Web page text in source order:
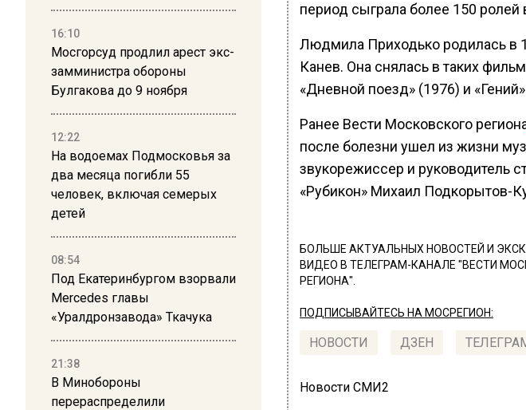
16:10
Мосгорсуд продлил арест экс-
замминистра обороны
Булгакова до 9 ноября
12:22
На водоемах Подмосковья за
два месяца погибли 55
человек, включая семерых
детей
08:54
Под Екатеринбургом взорвали
Mercedes главы
«Уралдронзавода» Ткачука
21:38
В Минобороны
перераспределили
период сыграла более 150 ролей
Людмила Приходько родилась в
Канев. Она снялась в таких
«Дневной поезд» (1976) и
Ранее Вести Московского
после болезни ушел из жизни
звукорежиссер и руководитель
«Рубикон» Михаил Подкорытов-
БОЛЬШЕ АКТУАЛЬНЫХ НОВОСТЕЙ И
ВИДЕО В ТЕЛЕГРАМ-КАНАЛЕ "ВЕСТИ
РЕГИОНА".
ПОДПИСЫВАЙТЕСЬ НА МОСРЕГИОН:
НОВОСТИ ДЗЕН
Новости СМИ2